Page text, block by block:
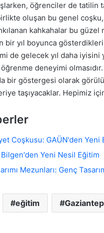
öğrenciler de tatilin
oluşan bu genel
kahkahalar bu
bir yıl boyunca
de gelecek yıl daha
deneyimi
bir göstergesi olarak
taşıyacaklar. Hepimiz
Coşkusu: GAÜN'den Yeni
Yeni Nesil Eğitim
Mezunları: Genç
eğitim Gaziantep